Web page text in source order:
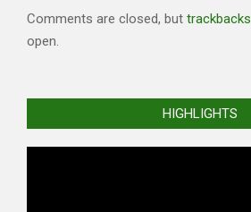
Comments are closed, but trackbacks
open.
HIGHLIGHTS